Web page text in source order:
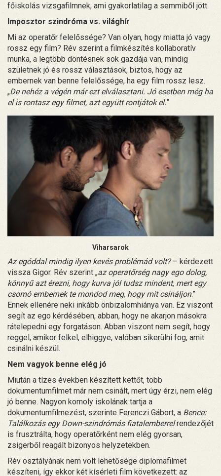
főiskolás vizsgafilmnek, ami gyakorlatilag a semmiből jött.
Imposztor szindróma vs. világhír
Mi az operatőr felelőssége? Van olyan, hogy miatta jó vagy
rossz egy film? Rév szerint a filmkészítés kollaboratív
munka, a legtöbb döntésnek sok gazdája van, mindig
születnek jó és rossz választások, biztos, hogy az
embernek van benne felelőssége, ha egy film rossz lesz.
„De nehéz a végén már ezt elválasztani. Jó esetben még ha
el is rontasz egy filmet, azt együtt rontjátok el.”
Viharsarok
Az egóddal mindig ilyen kevés problémád volt?– kérdezett
vissza Gigor. Rév szerint „az operatőrség nagy ego dolog,
könnyű azt érezni, hogy kurva jól tudsz mindent, mert egy
csomó embernek te mondod meg, hogy mit csináljon.”
Ennek ellenére neki inkább önbizalomhiánya van. Ez viszont
segít az ego kérdésében, abban, hogy ne akarjon másokra
rátelepedni egy forgatáson. Abban viszont nem segít, hogy
reggel, amikor felkel, elhiggye, valóban sikerülni fog, amit
csinálni készül.
Nem vagyok benne elég jó
Miután a tízes években készített kettőt, több
dokumentumfilmet már nem csinált, mert úgy érzi, nem elég
jó benne. Nagyon komoly iskolának tartja a
dokumentumfilmezést, szerinte Ferenczi Gábort, a Bence:
Találkozás egy Down-szindrómás fiatalemberrelrendezőjét
is frusztrálta, hogy operatőrként nem elég gyorsan,
zsigerből reagált bizonyos helyzetekben.
Rév osztályának nem volt lehetősége diplomafilmet
készíteni, így ekkor két kísérleti film következett: az